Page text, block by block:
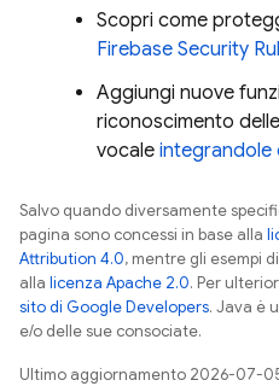
Scopri come
Firebase Security
Aggiungi nuove
riconoscimento
vocale integrandole
Salvo quando diversamente
pagina sono concessi in base alla
Attribution 4.0, mentre gli esempi
alla licenza Apache 2.0. Per
sito di Google Developers. Java è
e/o delle sue consociate.
Ultimo aggiornamento 2026-07-